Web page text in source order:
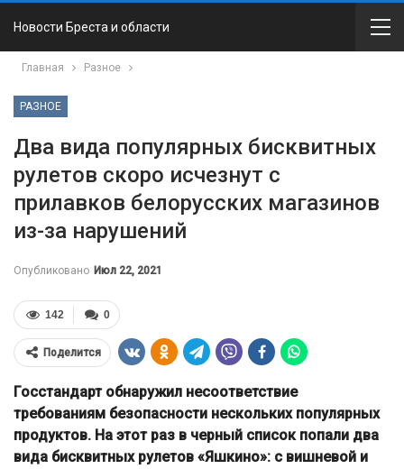
Новости Бреста и области
Главная Разное
РАЗНОЕ
Два вида популярных бисквитных
рулетов скоро исчезнут с
прилавков белорусских магазинов
из-за нарушений
Опубликовано Июл 22, 2021
0
142
Поделится
Госстандарт обнаружил несоответствие
требованиям безопасности нескольких популярных
продуктов. На этот раз в черный список попали два
вида бисквитных рулетов «Яшкино»: с вишневой и